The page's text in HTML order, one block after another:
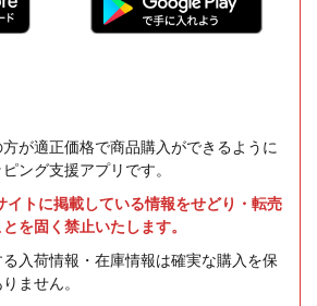
が適正価格で商品購入ができるように
ング支援アプリです。
イトに掲載している情報をせどり・転売
を固く禁止いたします。
入荷情報・在庫情報は確実な購入を保
ません。